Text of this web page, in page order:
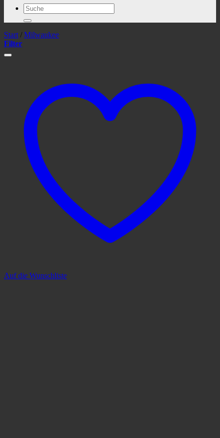
Suchen
nach:
Start / Milwaukee
Filter
Auf die Wunschliste